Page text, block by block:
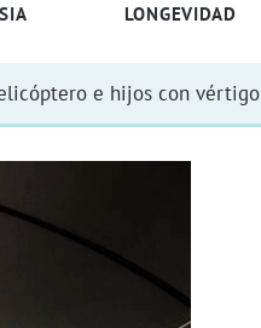
LONGEVIDAD
e hijos con vértigo